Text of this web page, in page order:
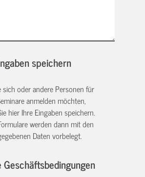
speichern
sich oder andere Personen für
anmelden möchten,
hier Ihre Eingaben speichern.
werden dann mit den
Daten vorbelegt.